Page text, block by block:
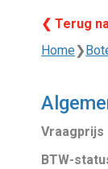
❮ Terug
Home❯
Vraagprijs
BTW-